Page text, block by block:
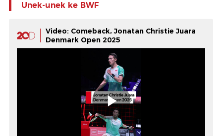
Unek-unek ke BWF
Video: Comeback, Jonatan Christie Juara
Denmark Open 2025